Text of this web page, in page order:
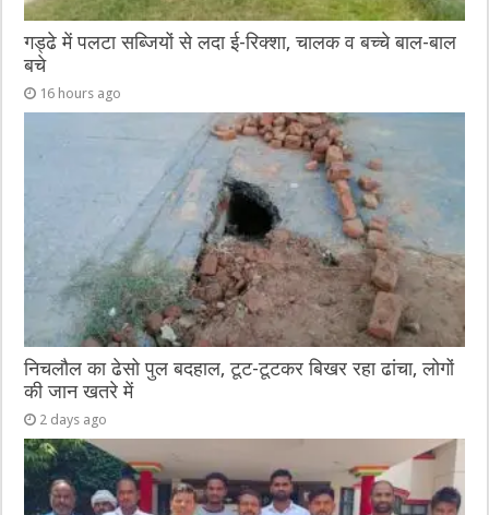
गड्ढे में पलटा सब्जियों से लदा ई-रिक्शा, चालक व बच्चे बाल-बाल
बचे
16 hours ago
निचलौल का ढेसो पुल बदहाल, टूट-टूटकर बिखर रहा ढांचा, लोगों
की जान खतरे में
2 days ago